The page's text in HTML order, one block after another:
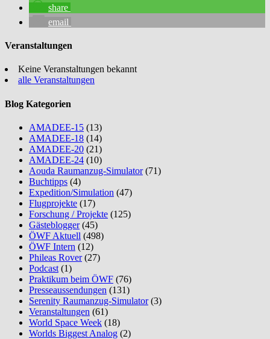
share
email
Veranstaltungen
Keine Veranstaltungen bekannt
alle Veranstaltungen
Blog Kategorien
AMADEE-15 (13)
AMADEE-18 (14)
AMADEE-20 (21)
AMADEE-24 (10)
Aouda Raumanzug-Simulator(71)
Buchtipps (4)
Expedition/Simulation (47)
Flugprojekte (17)
Forschung / Projekte (125)
Gästeblogger(45)
ÖWF Aktuell (498)
ÖWF Intern (12)
Phileas Rover(27)
Podcast (1)
Praktikum beim ÖWF (76)
Presseaussendungen (131)
Serenity Raumanzug-Simulator(3)
Veranstaltungen (61)
World Space Week (18)
Worlds Biggest Analog (2)